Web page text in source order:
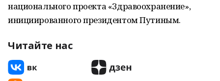
национального проекта «Здравоохранение»,
инициированного президентом Путиным.
Читайте нас